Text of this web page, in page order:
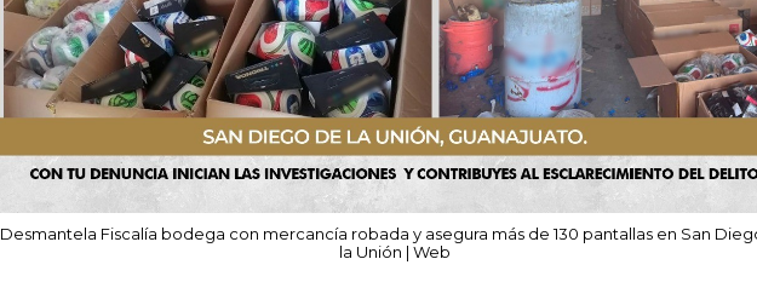
Desmantela Fiscalía bodega con mercancía robada y asegura más de 130 pantallas en San
la Unión | Web